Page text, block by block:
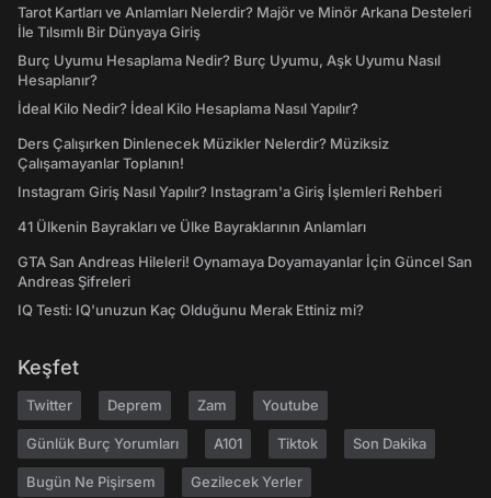
Tarot Kartları ve Anlamları Nelerdir? Majör ve Minör Arkana Desteleri
İle Tılsımlı Bir Dünyaya Giriş
Burç Uyumu Hesaplama Nedir? Burç Uyumu, Aşk Uyumu Nasıl
Hesaplanır?
İdeal Kilo Nedir? İdeal Kilo Hesaplama Nasıl Yapılır?
Ders Çalışırken Dinlenecek Müzikler Nelerdir? Müziksiz
Çalışamayanlar Toplanın!
Instagram Giriş Nasıl Yapılır? Instagram'a Giriş İşlemleri Rehberi
41 Ülkenin Bayrakları ve Ülke Bayraklarının Anlamları
GTA San Andreas Hileleri! Oynamaya Doyamayanlar İçin Güncel San
Andreas Şifreleri
IQ Testi: IQ'unuzun Kaç Olduğunu Merak Ettiniz mi?
Keşfet
Twitter Deprem Zam Youtube
Günlük Burç Yorumları A101 Tiktok Son Dakika
Bugün Ne Pişirsem Gezilecek Yerler